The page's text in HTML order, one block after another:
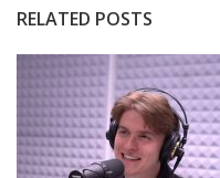
RELATED POSTS